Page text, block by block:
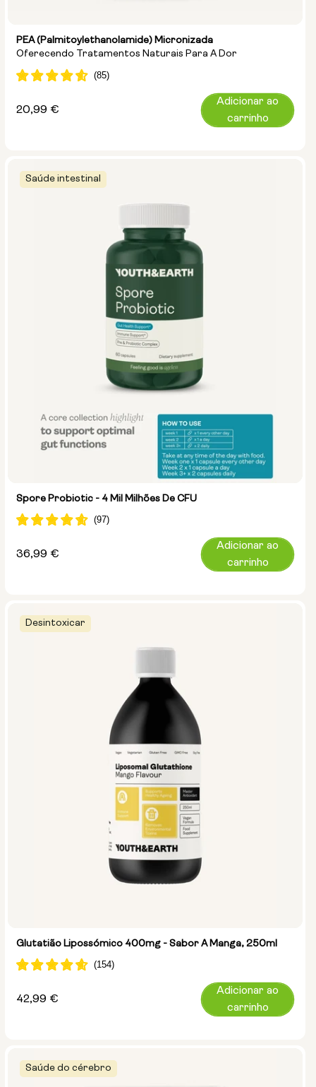
PEA (Palmitoylethanolamide) Micronizada
Oferecendo Tratamentos Naturais Para A Dor
Preço
20,99 €
Adicionar ao
carrinho
Saúde intestinal
Spore Probiotic - 4 Mil Milhões De CFU
Preço
36,99 €
Adicionar ao
carrinho
Desintoxicar
Glutatião Lipossómico 400mg - Sabor A Manga, 250ml
Preço
42,99 €
Adicionar ao
carrinho
Saúde do cérebro